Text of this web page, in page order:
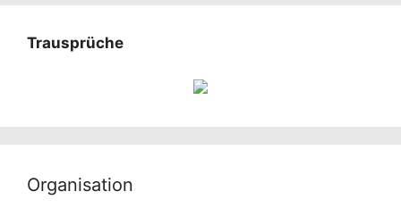
Trausprüche
Organisation